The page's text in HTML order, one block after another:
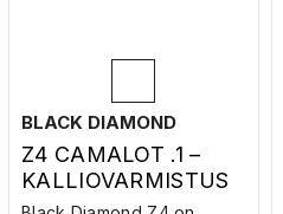
BLACK DIAMOND
Z4 CAMALOT .1 –
KALLIOVARMISTUS